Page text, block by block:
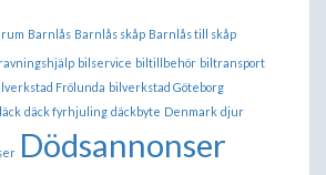
Barnlås Barnlås skåp Barnlås till skåp
bilservice biltillbehör biltransport
Frölunda bilverkstad Göteborg
däck fyrhjuling däckbyte Denmark djur
Dödsannonser